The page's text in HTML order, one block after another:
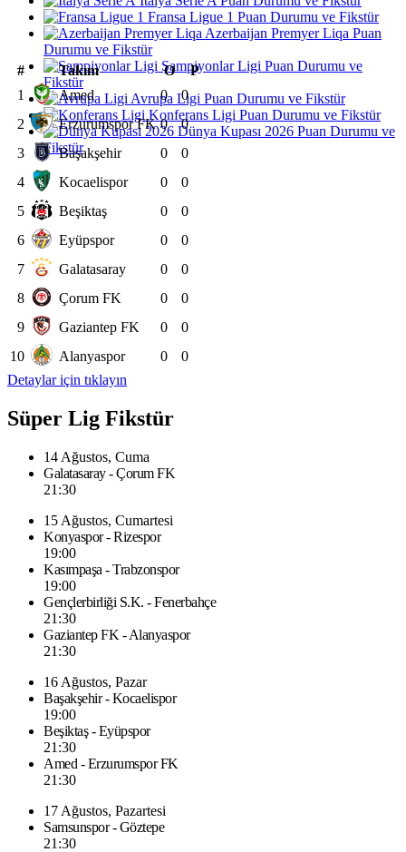
Fransa Ligue 1 Puan Durumu ve Fikstür
Azerbaijan Premyer Liqa Puan
Durumu ve Fikstür
Şampiyonlar Ligi Puan Durumu ve
Fikstür
Avrupa Ligi Puan Durumu ve Fikstür
Konferans Ligi Puan Durumu ve Fikstür
Dünya Kupası 2026 Puan Durumu ve
Fikstür
# Takım O
P
1
Amed 0
0
2
Erzurumspor FK 0
0
3
Başakşehir 0
0
4
Kocaelispor 0
0
5
Beşiktaş 0
0
6
Eyüpspor 0
0
7
Galatasaray 0
0
8
Çorum FK 0
0
9
Gaziantep FK 0
0
10
Alanyaspor 0
0
Detaylar için tıklayın
Süper Lig Fikstür
14 Ağustos, Cuma
Galatasaray - Çorum FK
21:30
15 Ağustos, Cumartesi
Konyaspor - Rizespor
19:00
Kasımpaşa - Trabzonspor
19:00
Gençlerbirliği S.K. - Fenerbahçe
21:30
Gaziantep FK - Alanyaspor
21:30
16 Ağustos, Pazar
Başakşehir - Kocaelispor
19:00
Beşiktaş - Eyüpspor
21:30
Amed - Erzurumspor FK
21:30
17 Ağustos, Pazartesi
Samsunspor - Göztepe
21:30